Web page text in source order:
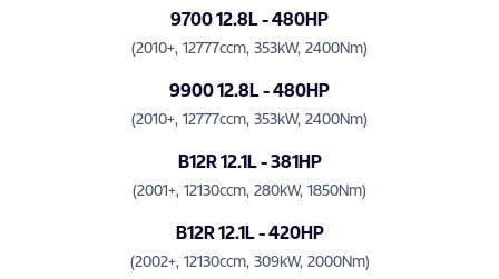
9700 12.8L - 480HP
(2010+, 12777ccm, 353kW, 2400Nm)
9900 12.8L - 480HP
(2010+, 12777ccm, 353kW, 2400Nm)
B12R 12.1L - 381HP
(2001+, 12130ccm, 280kW, 1850Nm)
B12R 12.1L - 420HP
(2002+, 12130ccm, 309kW, 2000Nm)